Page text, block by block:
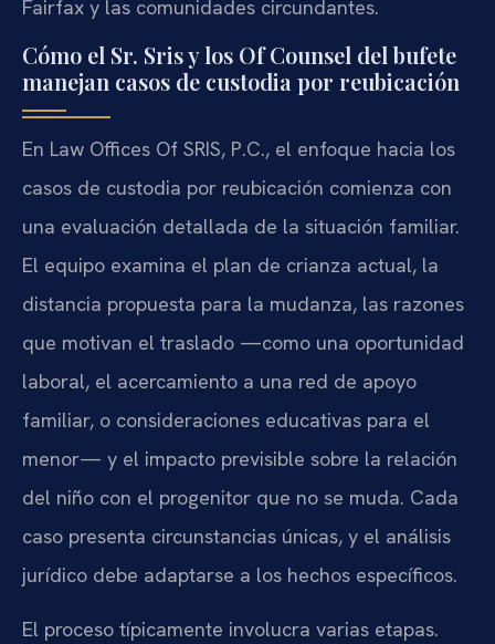
Fairfax y las comunidades circundantes.
Cómo el Sr. Sris y los Of Counsel del bufete
manejan casos de custodia por reubicación
En Law Offices Of SRIS, P.C., el enfoque hacia los
casos de custodia por reubicación comienza con
una evaluación detallada de la situación familiar.
El equipo examina el plan de crianza actual, la
distancia propuesta para la mudanza, las razones
que motivan el traslado —como una oportunidad
laboral, el acercamiento a una red de apoyo
familiar, o consideraciones educativas para el
menor— y el impacto previsible sobre la relación
del niño con el progenitor que no se muda. Cada
caso presenta circunstancias únicas, y el análisis
jurídico debe adaptarse a los hechos específicos.
El proceso típicamente involucra varias etapas.